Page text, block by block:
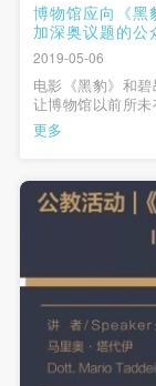
博物馆应向《黑
加深奥议题的公
2019-05-06
电影《黑豹》和
让博物馆以前所
物馆提供了一种和
更多